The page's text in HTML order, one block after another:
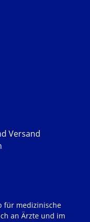
Versand
für medizinische
an Ärzte und im